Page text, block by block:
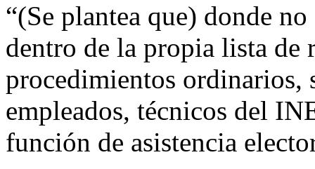
“(Se plantea que) donde
dentro de la propia lista de
procedimientos ordinarios,
empleados, técnicos del
función de asistencia